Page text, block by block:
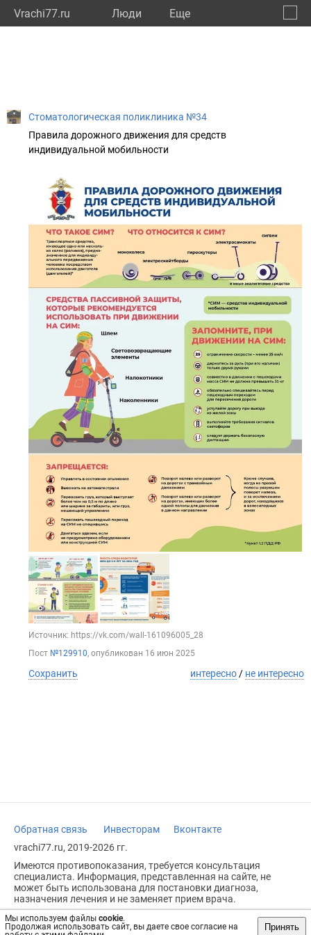
Vrachi77.ru Люди Eще
Мы используем файлы cookie.
Продолжая использовать сайт, вы даете свое согласие на
Принять
Стоматологическая поликлиника №34
Правила дорожного движения для средств
индивидуальной мобильности
Источник: https://vk.com/wall-161096005_28
Пост №129910, опубликован 16 июн 2025
Сохранить интересно / не интересно
Обратная связь Инвесторам
Вконтакте
vrachi77.ru, 2019-2026 гг.
Имеются противопоказания, требуется консультация
специалиста. Информация, представленная на сайте, не
может быть использована для постановки диагноза,
назначения лечения и не заменяет прием врача.
Возрастное ограничение: 18+